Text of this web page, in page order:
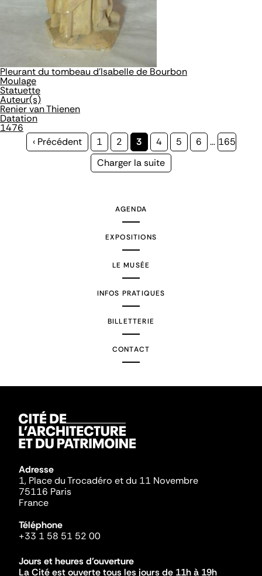
Pleurant du tombeau d'Isabelle de Bourbon
Moulage
Statuette
Auteur(s)
Renier van Thienen
Datation
1476
Page
‹ Précédent Page
1 Page
2
Page
courante
3 Page
4 Page
5 Page
6 … Page
165
Page
Charger la suite
AGENDA
EXPOSITIONS
LE MUSÉE
INFOS PRATIQUES
BILLETTERIE
CONTACT
Adresse
1, Place du Trocadéro et du 11 Novembre
75116 Paris
France
Téléphone
+33 1 58 51 52 00
Jours et heures d'ouverture
La Cité est ouverte tous les jours de 11h à 19h